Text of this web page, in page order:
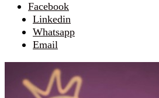
Facebook
Linkedin
Whatsapp
Email